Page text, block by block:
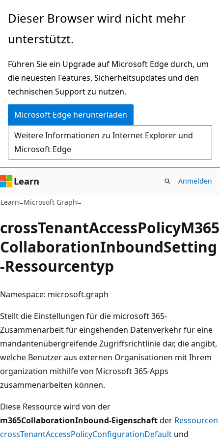
Zu
wechseln
Dieser Browser wird nicht mehr
unterstützt.
Führen Sie ein Upgrade auf Microsoft Edge durch, um
die neuesten Features, Sicherheitsupdates und den
technischen Support zu nutzen.
Microsoft Edge herunterladen
Weitere Informationen zu Internet Explorer und
Microsoft Edge
Learn Anmelden
Learn Microsoft Graph
crossTenantAccessPolicyM365
CollaborationInboundSetting
-Ressourcentyp
Namespace: microsoft.graph
Stellt die Einstellungen für die microsoft 365-
Zusammenarbeit für eingehenden Datenverkehr für eine
mandantenübergreifende Zugriffsrichtlinie dar, die angibt,
welche Benutzer aus externen Organisationen mit Ihrem
organization mithilfe von Microsoft 365-Apps
zusammenarbeiten können.
Diese Ressource wird von der
m365CollaborationInbound-Eigenschaftder Ressourcen
crossTenantAccessPolicyConfigurationDefault und